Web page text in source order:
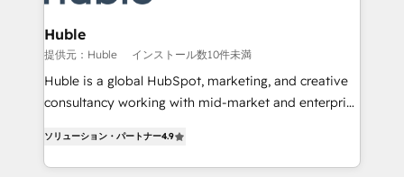
Click "Contact Business" ⬅️ to access 150+ Kickstart
Integration templates that put HubSpot in the center
of your tech stack, syncing... 🛍️ Shopify or
WooCommerce 💲 Stripe or Paypal 💰 Sage or
Netsuite 🤖 Google or Microsoft ✍️ DocuSign or
the rare Advanced "Custom Integrations"
Accreditation, securely sync data across... 🔄 any
Huble
提供元：Huble インストール数10件未満
Huble is a global HubSpot, marketing, and creative
consultancy working with mid-market and enterprise
the strategy, processes, and teams that turn
HubSpot into a genuine growth engine. Named
ソリューション・パートナー4.9